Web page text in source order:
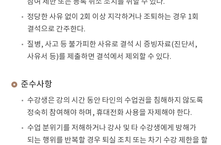
정당한 사유 없이 2회 이상 지각하거나 조퇴하는 경우 1회
결석으로 간주한다.
질병, 사고 등 불가피한 사유로 결석 시 증빙자료(진단서,
사유서 등)를 제출하면 결석에서 제외할 수 있다.
준수사항
수강생은 강의 시간 동안 타인의 수업권을 침해하지 않도록
정숙히 참여해야 하며, 휴대전화 사용을 자제해야 한다.
수업 분위기를 저해하거나 강사 및 타 수강생에게 방해가
되는 행위를 반복할 경우 퇴실 조치 또는 차기 수강 제한을 할